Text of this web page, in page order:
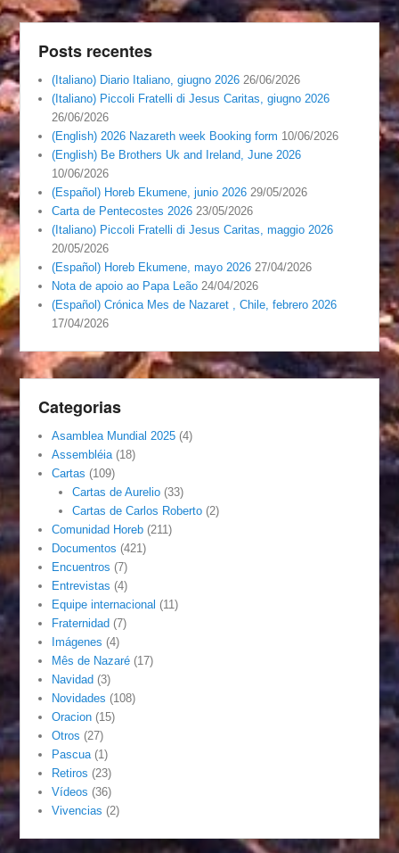
Posts recentes
(Italiano) Diario Italiano, giugno 2026 26/06/2026
(Italiano) Piccoli Fratelli di Jesus Caritas, giugno 2026
26/06/2026
(English) 2026 Nazareth week Booking form 10/06/2026
(English) Be Brothers Uk and Ireland, June 2026
10/06/2026
(Español) Horeb Ekumene, junio 2026 29/05/2026
Carta de Pentecostes 2026 23/05/2026
(Italiano) Piccoli Fratelli di Jesus Caritas, maggio 2026
20/05/2026
(Español) Horeb Ekumene, mayo 2026 27/04/2026
Nota de apoio ao Papa Leão 24/04/2026
(Español) Crónica Mes de Nazaret , Chile, febrero 2026
17/04/2026
Categorias
Asamblea Mundial 2025 (4)
Assembléia (18)
Cartas (109)
Cartas de Aurelio(33)
Cartas de Carlos Roberto(2)
Comunidad Horeb (211)
Documentos (421)
Encuentros (7)
Entrevistas (4)
Equipe internacional (11)
Fraternidad (7)
Imágenes (4)
Mês de Nazaré (17)
Navidad (3)
Novidades (108)
Oracion (15)
Otros (27)
Pascua (1)
Retiros (23)
Vídeos (36)
Vivencias (2)